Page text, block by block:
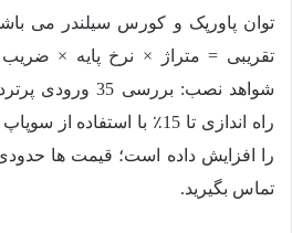
توان پاورپک و کورس سیلندر می
تقریبی = متراژ × نرخ پایه ×
شواهد نصب: بررسی
راه اندازی تا 15٪ با
را افزایش داده است؛ قیمت ها
تماس بگیرید.